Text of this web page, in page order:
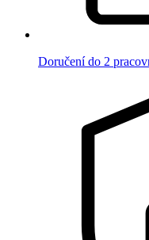
Doručení do 2